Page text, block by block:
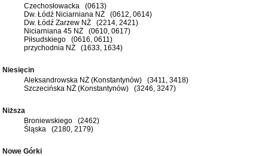
Czechosłowacka (0613)
Dw. Łódź Niciarniana NŻ (0612, 0614)
Dw. Łódź Zarzew NŻ (2214, 2421)
Niciarniana 45 NŻ (0610, 0617)
Piłsudskiego (0616, 0611)
przychodnia NŻ (1633, 1634)
Niesięcin
Aleksandrowska NŻ (Konstantynów) (3411, 3418)
Szczecińska NŻ (Konstantynów) (3246, 3247)
Niższa
Broniewskiego (2462)
Śląska (2180, 2179)
Nowe Górki